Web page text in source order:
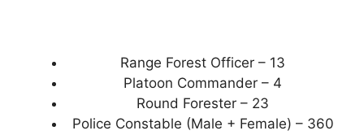
Range Forest Officer – 13
Platoon Commander – 4
Round Forester – 23
Police Constable (Male + Female) – 360